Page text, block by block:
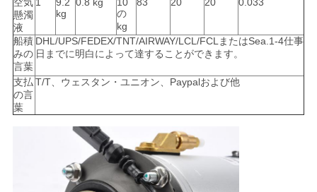
空気
懸濁
液
1
9.2
kg
0.8 kg
10
の
kg
83 20 20 0.033
船積
みの
言葉
DHL/UPS/FEDEX/TNT/AIRWAY/LCL/FCLまたはSea.1-4仕事
日までに明白によって達することができます。
支払
の言
葉
T/T、ウェスタン・ユニオン、Paypalおよび他